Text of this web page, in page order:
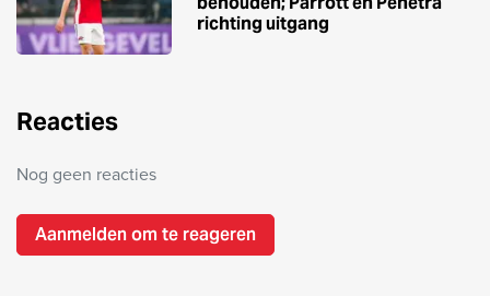
richting uitgang
Reacties
Nog geen reacties
Aanmelden om te reageren